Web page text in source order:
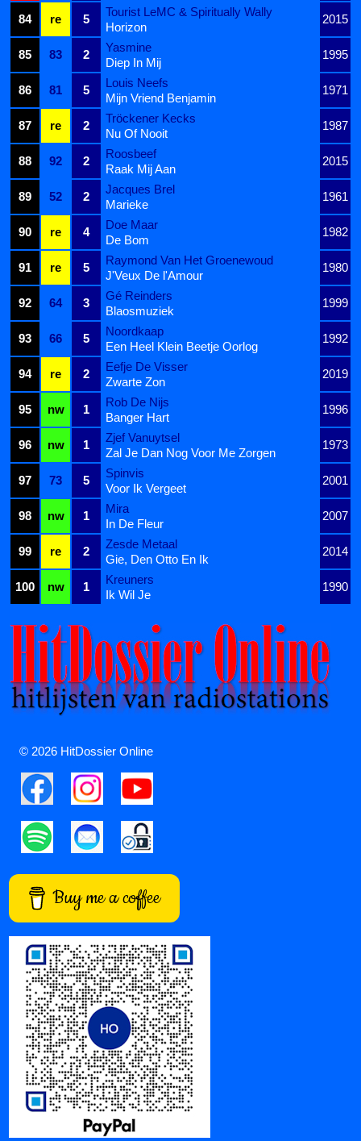
84
re 5
Tourist LeMC & Spiritually Wally
2015
Horizon
85
83 2
Yasmine
1995
Diep In Mij
86
81 5
Louis Neefs
1971
Mijn Vriend Benjamin
87
re 2
Tröckener Kecks
1987
Nu Of Nooit
88
92 2
Roosbeef
2015
Raak Mij Aan
89
52 2
Jacques Brel
1961
Marieke
90
re 4
Doe Maar
1982
De Bom
91
re 5
Raymond Van Het Groenewoud
1980
J'Veux De l'Amour
92
64 3
Gé Reinders
1999
Blaosmuziek
93
66 5
Noordkaap
1992
Een Heel Klein Beetje Oorlog
94
re 2
Eefje De Visser
2019
Zwarte Zon
95
nw 1
Rob De Nijs
1996
Banger Hart
96
nw 1
Zjef Vanuytsel
1973
Zal Je Dan Nog Voor Me Zorgen
97
73 5
Spinvis
2001
Voor Ik Vergeet
98
nw 1
Mira
2007
In De Fleur
99
re 2
Zesde Metaal
2014
Gie, Den Otto En Ik
100
nw 1
Kreuners
1990
Ik Wil Je
© 2026 HitDossier Online
Buy me a coffee